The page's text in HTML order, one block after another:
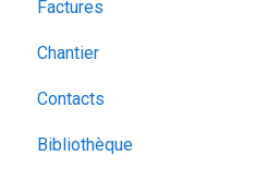
Les options du devis
Organiser votre devis
Ajouter des éléments chiffrés
Le bordereau de chantier
Factures
Chantier
Contacts
Bibliothèque